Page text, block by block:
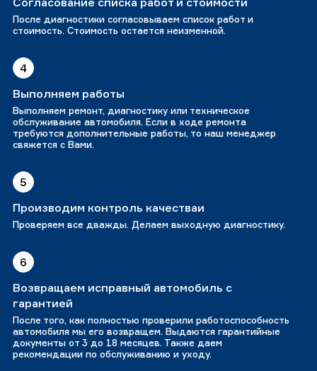
После диагностики согласовываем список работ и
стоимость. Стоимость остается неизменной.
4
Выполняем работы
Выполняем ремонт, диагностику или техническое
обслуживание автомобиля. Если в ходе ремонта
требуются дополнительные работы, то наш менеджер
свяжется с Вами.
5
Производим контроль качестваи
Проверяем все дважды. Делаем выходную диагностику.
6
Возвращаем исправный автомобиль с
гарантией
После того, как полностью проверили работоспособность
автомобиля мы его возвращем. Выдаются гарантийные
документы от 3 до 18 месяцев. Также даем
рекомендации по обслуживанию и уходу.